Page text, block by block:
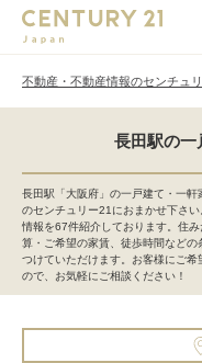
不動産・不動産情報のセンチュ
長田駅の一
長田駅「大阪府」の一戸建て・一
のセンチュリー21におまかせ下さ
情報を67件紹介しております。住
算・ご希望の家賃、徒歩時間など
つけていただけます。お客様にご
ので、お気軽にご相談ください！